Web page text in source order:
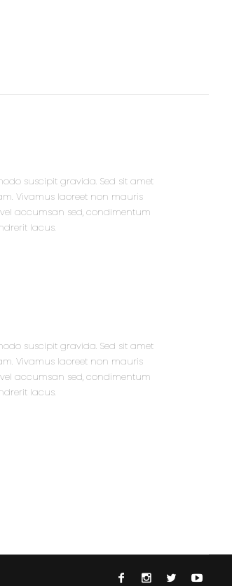
suscipit gravida. Sed sit amet
Vivamus laoreet non mauris
accumsan sed, condimentum
lacus.
suscipit gravida. Sed sit amet
Vivamus laoreet non mauris
accumsan sed, condimentum
lacus.